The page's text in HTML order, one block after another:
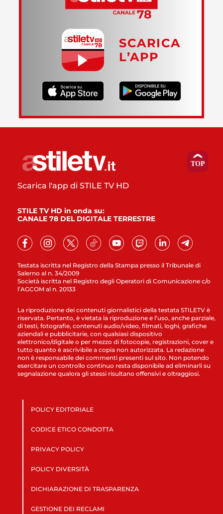
SCARICA
L’APP
Testata iscritta nel Registro della Stampa presso il Tribunale di
Salerno al n. 34/2009
Società iscritta nel Registro degli Operatori di Comunicazione c/o
l’AGCOM al n. 20133
Scarica l'app di STILE TV HD
STILE TV HD in onda su:
CANALE 78 DEL DIGITALE TERRESTRE
La riproduzione dei contenuti giornalistici della testata STILETV è
riservata. Pertanto, è vietata la riproduzione e l’uso, anche parziale,
di testi, fotografie, contenuti audio/video, filmati, loghi, grafiche
aziendali e pubblicitarie, con qualsiasi dispositivo
elettronico/digitale o per mezzo di fotocopie, registrazioni, cover e
tutto quanto è ascrivibile a copia non autorizzata. La redazione
non è responsabile dei commenti presenti sul sito. Non potendo
esercitare un controllo continuo resta disponibile ad eliminarli su
segnalazione qualora gli stessi risultano offensivi e oltraggiosi.
POLICY EDITORIALE
CODICE ETICO CONDOTTA
PRIVACY POLICY
POLICY DIVERSITÀ
DICHIARAZIONE DI TRASPARENZA
GESTIONE DEI RECLAMI